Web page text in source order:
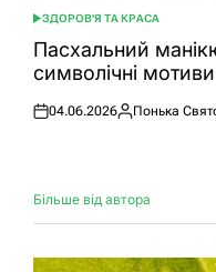
ОПУБЛІКУВАТИ
У
ЗДОРОВ'Я ТА КРАСА
Пасхальний
символічні
Оприлюднено
04.06.2026
Опубліковано
Понька
Більше від автора